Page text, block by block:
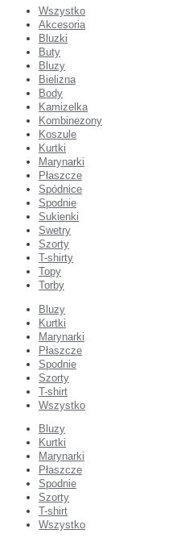
Wszystko
Akcesoria
Bluzki
Buty
Bluzy
Bielizna
Body
Kamizelka
Kombinezony
Koszule
Kurtki
Marynarki
Płaszcze
Spódnice
Spodnie
Sukienki
Swetry
Szorty
T-shirty
Topy
Torby
Bluzy
Kurtki
Marynarki
Płaszcze
Spodnie
Szorty
T-shirt
Wszystko
Bluzy
Kurtki
Marynarki
Płaszcze
Spodnie
Szorty
T-shirt
Wszystko